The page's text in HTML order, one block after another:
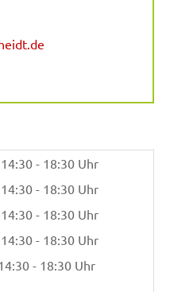
14:30 - 18:30 Uhr
14:30 - 18:30 Uhr
14:30 - 18:30 Uhr
14:30 - 18:30 Uhr
- 18:30 Uhr